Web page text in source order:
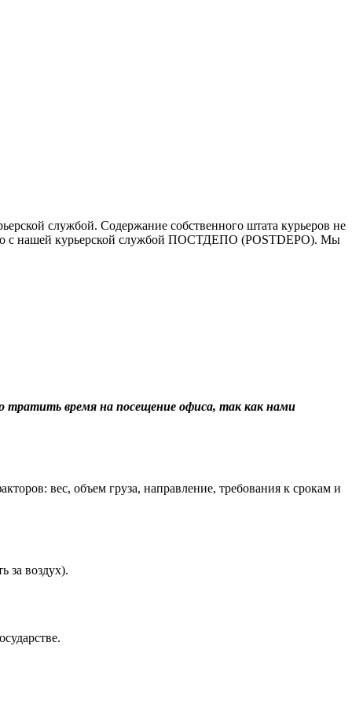
службой. Содержание собственного штата курьеров не
с нашей курьерской службой ПОСТДЕПО (POSTDEPO). Мы
время на посещение офиса, так как нами
вес, объем груза, направление, требования к срокам и
за воздух).